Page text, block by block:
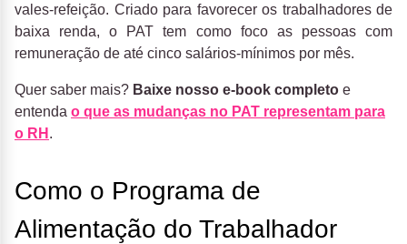
vales-refeição. Criado para favorecer os trabalhadores de
baixa renda, o PAT tem como foco as pessoas com
remuneração de até cinco salários-mínimos por mês.
Quer saber mais? Baixe nosso e-book completo e
entenda o que as mudanças no PAT representam para
o RH .
Como o Programa de
Alimentação do Trabalhador